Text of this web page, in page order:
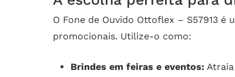
O Fone de Ouvido Ottoflex – S57913
promocionais. Utilize-o como:
Brindes em feiras e eventos: